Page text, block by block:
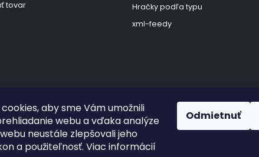
aby sme Vám umožnili
webu a vďaka analýze
neustále zlepšovali jeho
a použiteľnosť. Viac informácií
Odmietnuť
tovar
Hračky podľa typu
xml-feedy